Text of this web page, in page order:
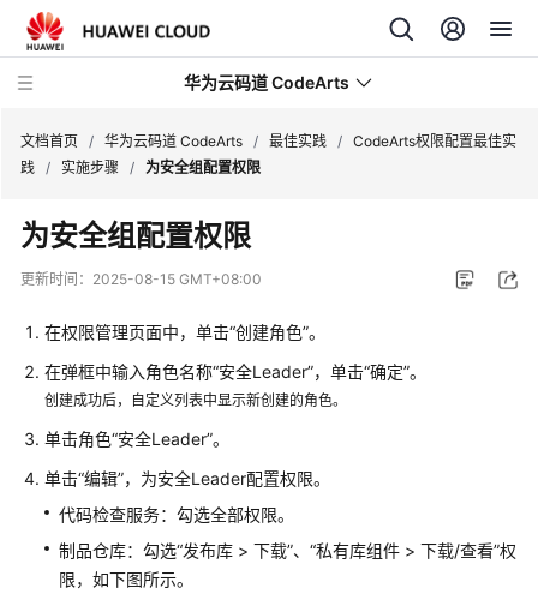
华为云码道 CodeArts
品
介
费
说
明
快
速
文档首页 / 华为云码道 CodeArts / 最佳实践 / CodeArts权限配置最佳实
践 / 实施步骤 / 为安全组配置权限
为安全组配置权限
更新时间： 2025-08-15 GMT+08:00
在权限管理页面中，单击“创建角色”。
在弹框中输入角色名称“安全Leader”，单击“确定”。
创建成功后，自定义列表中显示新创建的角色。
单击角色“安全Leader”。
单击“编辑”，为安全Leader配置权限。
代码检查服务：勾选全部权限。
制品仓库：勾选“发布库 > 下载”、“私有库组件 > 下载/查看”权
限，如下图所示。